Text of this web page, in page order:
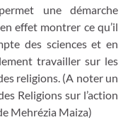
une démarche
effet montrer ce qu’il
des sciences et en
travailler sur les
religions. (A noter un
Religions sur l’action
Mehrézia Maiza)